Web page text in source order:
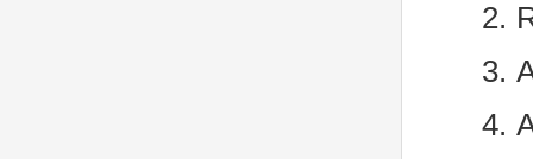
2.
3.
4.